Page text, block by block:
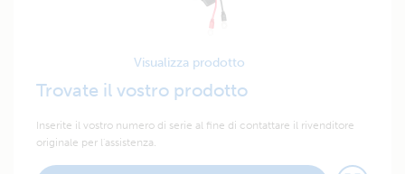
Visualizza prodotto
Trovate il vostro prodotto
Inserite il vostro numero di serie al fine di contattare il rivenditore
originale per l'assistenza.